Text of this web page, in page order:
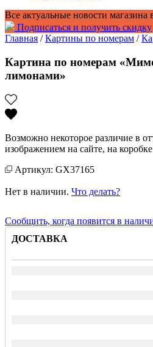
Все актуальные новости магазина
Подписаться и получить скидку
Главная /Картины по номерам /
Картина по номерам
лимонами»
Возможно некоторое различие в
изображением на сайте, на
Артикул: GX37165
Нет в наличии. Что делать?
Сообщить, когда появится в
ДОСТАВКА